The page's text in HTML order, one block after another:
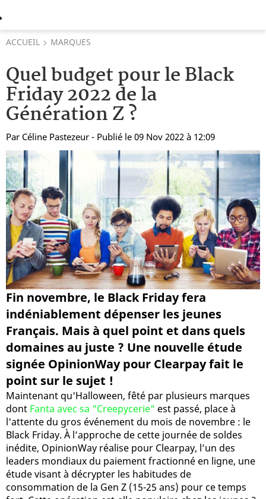
ACCUEIL MARQUES
Quel budget pour le Black
Friday 2022 de la
Génération Z ?
Par Céline Pastezeur - Publié le 09 Nov 2022 à 12:09
Fin novembre, le Black Friday fera
indéniablement dépenser les jeunes
Français. Mais à quel point et dans quels
domaines au juste ? Une nouvelle étude
signée OpinionWay pour Clearpay fait le
point sur le sujet !
Maintenant qu'Halloween, fêté par plusieurs marques
dont Fanta avec sa "Creepycerie" est passé, place à
l'attente du gros événement du mois de novembre : le
Black Friday. À l’approche de cette journée de soldes
inédite, OpinionWay réalise pour Clearpay, l’un des
leaders mondiaux du paiement fractionné en ligne, une
étude visant à décrypter les habitudes de
consommation de la Gen Z (15-25 ans) pour ce temps